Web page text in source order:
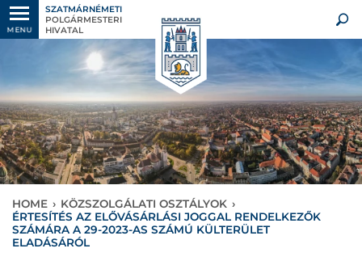
MENU
SZATMÁRNÉMETI
POLGÁRMESTERI
HIVATAL
HOME › KÖZSZOLGÁLATI OSZTÁLYOK ›
ÉRTESÍTÉS AZ ELŐVÁSÁRLÁSI JOGGAL RENDELKEZŐK
SZÁMÁRA A 29-2023-AS SZÁMÚ KÜLTERÜLET
ELADÁSÁRÓL